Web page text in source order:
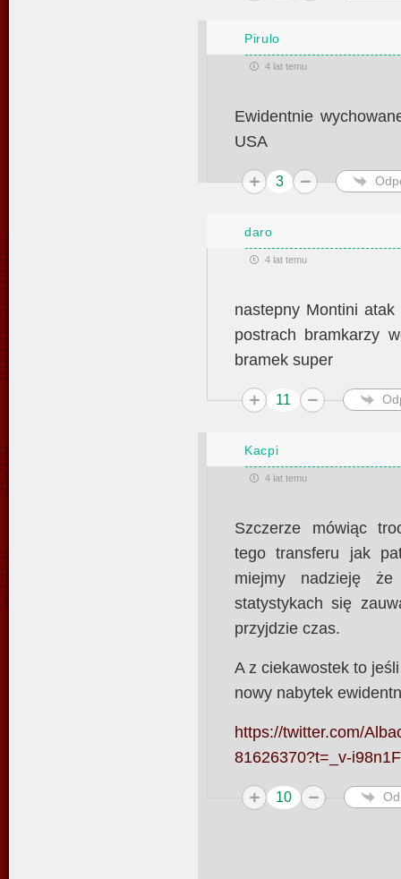
Pirulo
4 lat temu
Ewidentnie
USA
3
daro
4 lat temu
nastepny Montini
postrach bramkarzy
bramek super
11
Kacpi
4 lat temu
Szczerze mówiąc
tego transferu jak
miejmy nadzieję
statystykach się
przyjdzie czas.
A z ciekawostek to
nowy nabytek
https://twitter.com/
81626370?t=_v-
10